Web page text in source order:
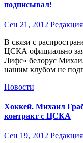
подписывал!
Сен 21, 2012 Редакция
В связи с
ЦСКА официально
Лифс» белорус
нашим клубом не
Новости
Хоккей. Михаил
контракт с ЦСКА
Сен 19, 2012 Редакция